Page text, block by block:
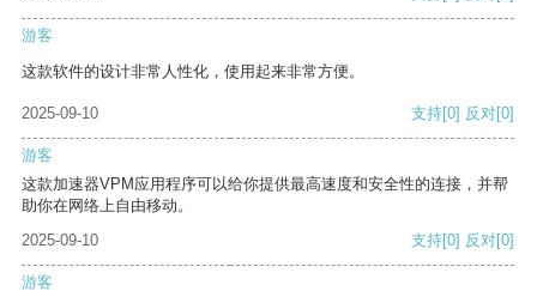
游客
这款软件的设计非常人性化，使用起来非常方便。
2025-09-10 支持[0] 反对[0]
游客
这款加速器VPM应用程序可以给你提供最高速度和安全性的连接，并帮
助你在网络上自由移动。
2025-09-10
支持[0] 反对[0]
游客